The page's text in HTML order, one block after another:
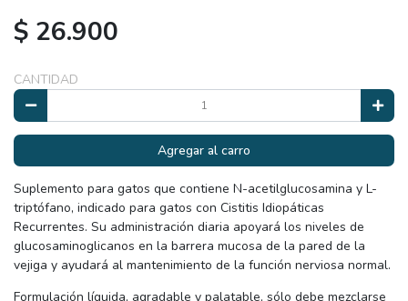
$ 26.900
CANTIDAD
Agregar al carro
Suplemento para gatos que contiene N-acetilglucosamina y L-
triptófano, indicado para gatos con Cistitis Idiopáticas
Recurrentes. Su administración diaria apoyará los niveles de
glucosaminoglicanos en la barrera mucosa de la pared de la
vejiga y ayudará al mantenimiento de la función nerviosa normal.
Formulación líquida, agradable y palatable, sólo debe mezclarse